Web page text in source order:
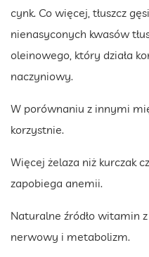
cynk. Co więcej, tłuszcz
nienasyconych kwasów
oleinowego, który działa
naczyniowy.
W porównaniu z innymi
korzystnie.
Więcej żelaza niż kurczak
zapobiega anemii.
Naturalne źródło witamin
nerwowy i metabolizm.